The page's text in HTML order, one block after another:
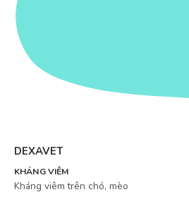
DEXAVET
KHÁNG VIÊM
Kháng viêm trên chó, mèo